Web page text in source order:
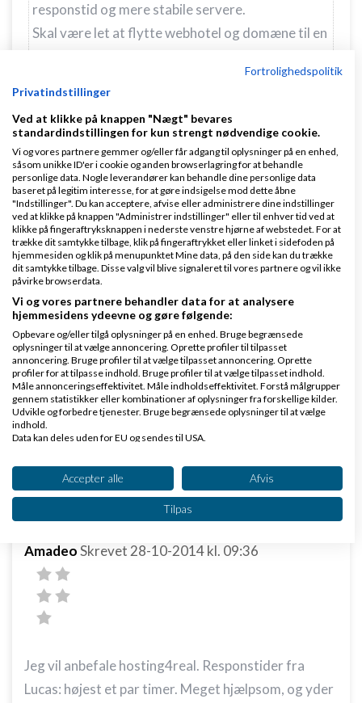
responstid og mere stabile servere.
Skal være let at flytte webhotel og domæne til en
Hej
Ved at du kan disse ting hos webhosting.dk, du kan
ligeledes sætte dig selv somfaktureringselvom du
opretter dine kunder med deres egen konto, det er
ret smart hvis dine kunder selv vil have adgang til
kontrolpanelet men du gerne vil have adgang og
fakturering direkte fra din egen konto.
Performance er ligeledes helt i top, de kommer ikke
mange kunder per server og generelt er de en "tak
foran" hele tiden. Om deres servere er mere stabile
end Unoeuro's kan jeg dog ikke sige.
/Niels
AmadeoSkrevet 28-10-2014kl. 09:36
Jeg vil anbefale hosting4real. Responstider fra
Lucas: højest et par timer. Meget hjælpsom, og yder
Fortrolighedspolitik
Privatindstillinger
Ved at klikke på knappen "Nægt" bevares
standardindstillingen for kun strengt nødvendige cookie.
Vi og vores partnere gemmer og/eller får adgang til oplysninger på en enhed,
såsom unikke ID'er i cookie og anden browserlagring for at behandle
personlige data. Nogle leverandører kan behandle dine personlige data
baseret på legitim interesse, for at gøre indsigelse mod dette åbne
"Indstillinger". Du kan acceptere, afvise eller administrere dine indstillinger
ved at klikke på knappen "Administrer indstillinger" eller til enhver tid ved at
klikke på fingeraftryksknappen i nederste venstre hjørne af webstedet. For at
trække dit samtykke tilbage, klik på fingeraftrykket eller linket i sidefoden på
hjemmesiden og klik på menupunktet Mine data, på den side kan du trække
dit samtykke tilbage. Disse valg vil blive signaleret til vores partnere og vil ikke
påvirke browserdata.
Vi og vores partnere behandler data for at analysere
hjemmesidens ydeevne og gøre følgende:
Opbevare og/eller tilgå oplysninger på en enhed. Bruge begrænsede
oplysninger til at vælge annoncering. Oprette profiler til tilpasset
annoncering. Bruge profiler til at vælge tilpasset annoncering. Oprette
profiler for at tilpasse indhold. Bruge profiler til at vælge tilpasset indhold.
Måle annonceringseffektivitet. Måle indholdseffektivitet. Forstå målgrupper
gennem statistikker eller kombinationer af oplysninger fra forskellige kilder.
Udvikle og forbedre tjenester. Bruge begrænsede oplysninger til at vælge
indhold.
Data kan deles uden for EU og sendes til USA.
Se partnerliste (2 IAB-leverandører)
Vi bruger dine data til følgende formål:
IAB's behandlingsformål:
Opbevare og/eller tilgå oplysninger på en
enhed
Bruge begrænsede oplysninger til at vælge
annoncering
Bruge profiler til at vælge tilpasset
annoncering
Accepter alle Afvis
Tilpas